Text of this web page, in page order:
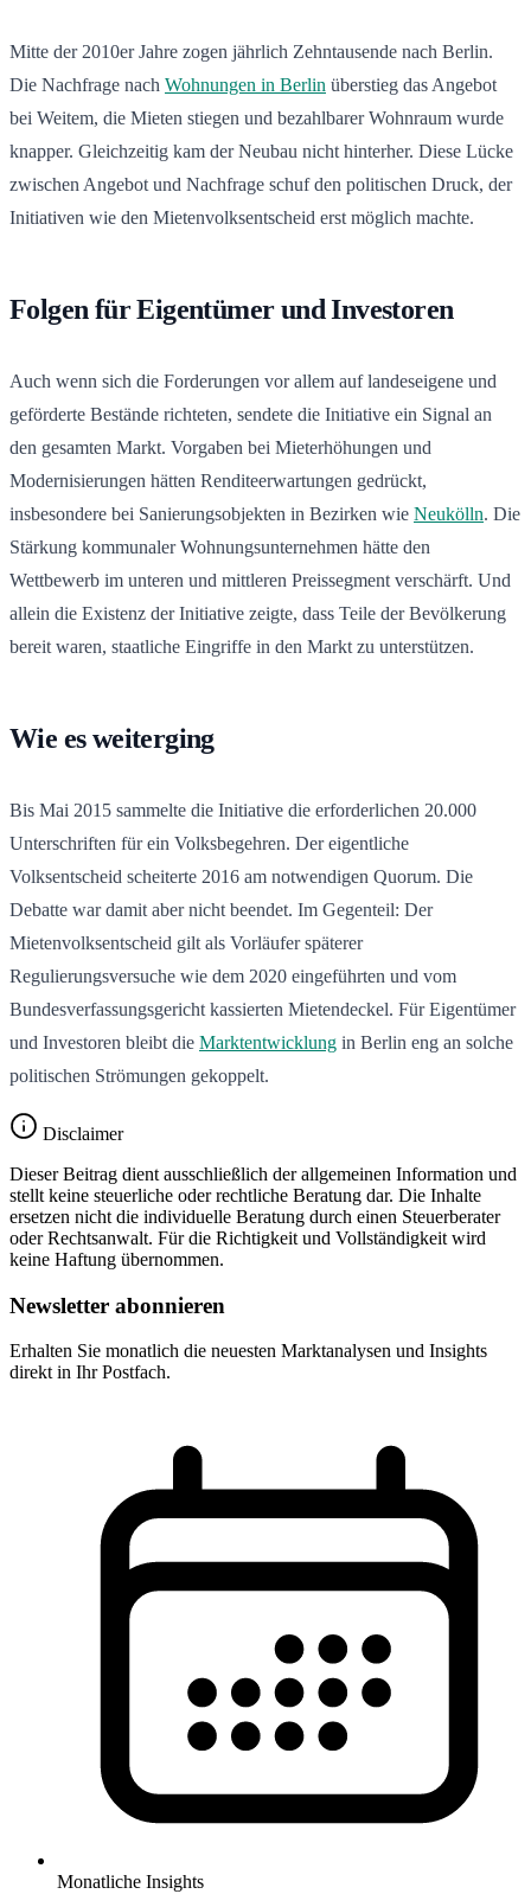
Mitte der 2010er Jahre zogen jährlich Zehntausende nach Berlin.
Die Nachfrage nach Wohnungen in Berlin überstieg das Angebot
bei Weitem, die Mieten stiegen und bezahlbarer Wohnraum wurde
knapper. Gleichzeitig kam der Neubau nicht hinterher. Diese Lücke
zwischen Angebot und Nachfrage schuf den politischen Druck, der
Initiativen wie den Mietenvolksentscheid erst möglich machte.
Folgen für Eigentümer und Investoren
Auch wenn sich die Forderungen vor allem auf landeseigene und
geförderte Bestände richteten, sendete die Initiative ein Signal an
den gesamten Markt. Vorgaben bei Mieterhöhungen und
Modernisierungen hätten Renditeerwartungen gedrückt,
insbesondere bei Sanierungsobjekten in Bezirken wie Neukölln. Die
Stärkung kommunaler Wohnungsunternehmen hätte den
Wettbewerb im unteren und mittleren Preissegment verschärft. Und
allein die Existenz der Initiative zeigte, dass Teile der Bevölkerung
bereit waren, staatliche Eingriffe in den Markt zu unterstützen.
Wie es weiterging
Bis Mai 2015 sammelte die Initiative die erforderlichen 20.000
Unterschriften für ein Volksbegehren. Der eigentliche
Volksentscheid scheiterte 2016 am notwendigen Quorum. Die
Debatte war damit aber nicht beendet. Im Gegenteil: Der
Mietenvolksentscheid gilt als Vorläufer späterer
Regulierungsversuche wie dem 2020 eingeführten und vom
Bundesverfassungsgericht kassierten Mietendeckel. Für Eigentümer
und Investoren bleibt die Marktentwicklung in Berlin eng an solche
politischen Strömungen gekoppelt.
Disclaimer
Dieser Beitrag dient ausschließlich der allgemeinen Information und
stellt keine steuerliche oder rechtliche Beratung dar. Die Inhalte
ersetzen nicht die individuelle Beratung durch einen Steuerberater
oder Rechtsanwalt. Für die Richtigkeit und Vollständigkeit wird
keine Haftung übernommen.
Newsletter abonnieren
Erhalten Sie monatlich die neuesten Marktanalysen und Insights
direkt in Ihr Postfach.
Monatliche Insights